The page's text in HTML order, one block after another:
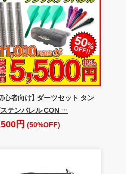
心者向け】 ダーツセット タン
テンバレル CON …
円 (50%OFF)